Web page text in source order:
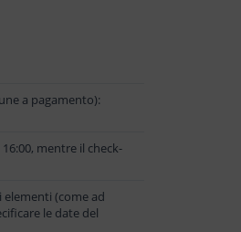
a pagamento):
mentre il check-
(come ad
le date del